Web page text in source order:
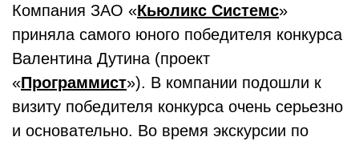
Компания ЗАО «Кьюликс Системс»
приняла самого юного победителя конкурса
Валентина Дутина (проект
«Программист»). В компании подошли к
визиту победителя конкурса очень серьезно
и основательно. Во время экскурсии по